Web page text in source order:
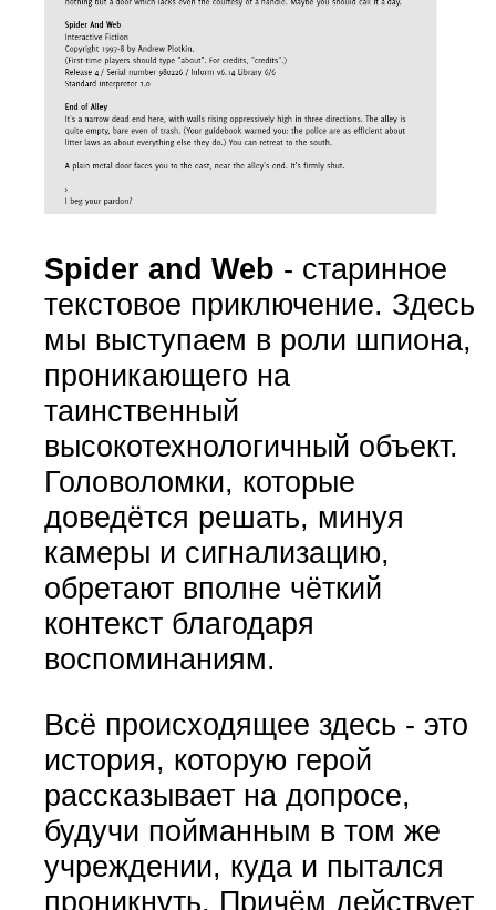
Spider and Web - старинное
текстовое приключение. Здесь
мы выступаем в роли шпиона,
проникающего на
таинственный
высокотехнологичный объект.
Головоломки, которые
доведётся решать, минуя
камеры и сигнализацию,
обретают вполне чёткий
контекст благодаря
воспоминаниям.
Всё происходящее здесь - это
история, которую герой
рассказывает на допросе,
будучи пойманным в том же
учреждении, куда и пытался
проникнуть. Причём действует